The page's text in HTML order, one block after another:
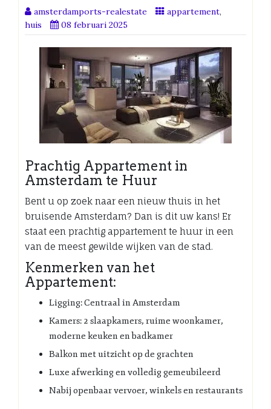
amsterdamports-realestate appartement,
huis
08 februari 2025
Prachtig Appartement in
Amsterdam te Huur
Bent u op zoek naar een nieuw thuis in het
bruisende Amsterdam? Dan is dit uw kans! Er
staat een prachtig appartement te huur in een
van de meest gewilde wijken van de stad.
Kenmerken van het
Appartement:
Ligging: Centraal in Amsterdam
Kamers: 2 slaapkamers, ruime woonkamer,
moderne keuken en badkamer
Balkon met uitzicht op de grachten
Luxe afwerking en volledig gemeubileerd
Nabij openbaar vervoer, winkels en restaurants